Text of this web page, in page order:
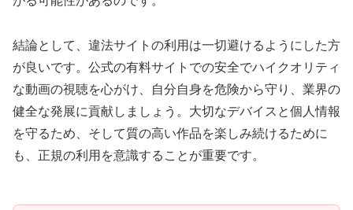
結論として、違法サイトの利用は一切避けるようにした方
が良いです。公式の有料サイトでの安全でハイクオリティ
な動画の視聴を心がけ、自分自身を危険から守り、業界の
健全な発展に貢献しましょう。大切なデバイスと個人情報
を守るため、そして質の高い作品を楽しみ続けるために
も、正規の利用を意識することが重要です。